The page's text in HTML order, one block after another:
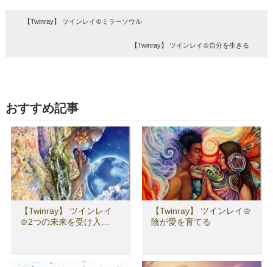
【Twinray】 ツインレイ♔ミラーソウル
【Twinray】 ツインレイ♔自分を生きる
おすすめ記事
【Twinray】 ツインレイ
♔2つの未来を受け入…
【Twinray】 ツインレイ♔
陰が愛を育てる